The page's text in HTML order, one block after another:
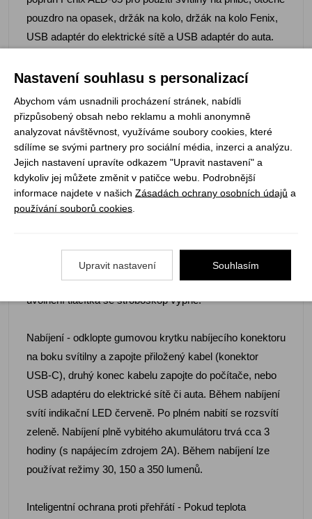
pouzdro na opasek, držák na kolo, držák na kolo Fenix,
USB adaptér do elektrické sítě a USB adaptér do auta.
držák na cyklistickou přilbu BikeBlock.
Použití pracovní svítilny Fenix E35R:
Z výroby může být uvnitř svítilny na akumulátoru izolační
krytka. Před prvním použitím ji z akumulátoru odstraňte.
Pro zapnutí či vypnutí podržte boční tlačítko zhruba 0,5
vteřiny, svítilna se vždy zapne do posledního zvoleného
přepínat stisknutím bočního tlačítka. Stroboskop lze
aktivovat podržením tlačítka po dobu 1,2 vteřiny. Po
uvolnění tlačítka se stroboskop vypne.
Nabíjení - odklopte gumovou krytku nabíjecího konektoru
na boku svítilny a zapojte přiložený kabel (konektor
USB-C), druhý konec kabelu zapojte do počítače, nebo
USB adaptéru do elektrické sítě či auta. Během nabíjení
svítí indikační LED červeně. Po plném nabití se rozsvítí
zeleně. Nabíjení plně vybitého akumulátoru trvá cca 3
hodiny (s napájecím zdrojem 2A). Během nabíjení lze
používat režimy 30, 150 a 350 lumenů.
Inteligentní ochrana proti přehřátí - Pokud teplota
Nastavení souhlasu s personalizací
Abychom vám usnadnili procházení stránek, nabídli
přizpůsobený obsah nebo reklamu a mohli anonymně
analyzovat návštěvnost, využíváme soubory cookies, které
sdílíme se svými partnery pro sociální média, inzerci a analýzu.
Jejich nastavení upravíte odkazem "Upravit nastavení" a
kdykoliv jej můžete změnit v patičce webu. Podrobnější
informace najdete v našich Zásadách ochrany osobních údajů a
používání souborů cookies
Upravit nastavení Souhlasím